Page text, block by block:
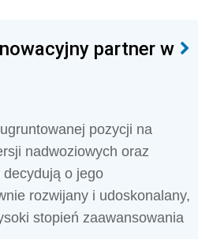
partner w
pozycji na
nadwoziowych oraz
o jego
rozwijany i udoskonalany,
stopień zaawansowania